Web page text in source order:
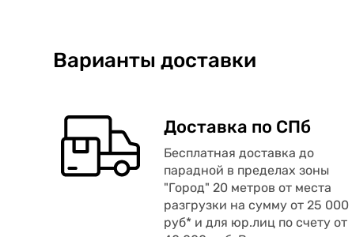
Варианты доставки
Доставка по СПб
Бесплатная доставка до
парадной в пределах зоны
"Город" 20 метров от места
разгрузки на сумму от 25 000
руб* и для юр.лиц по счету от